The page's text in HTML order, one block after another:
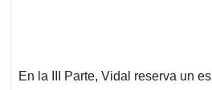
En la III Parte, Vidal reserva un